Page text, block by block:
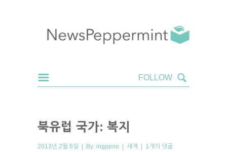
북유럽 국가: 복지
2013년 2월 6일 | By: ingppoo | 세계 | 1개의 댓글